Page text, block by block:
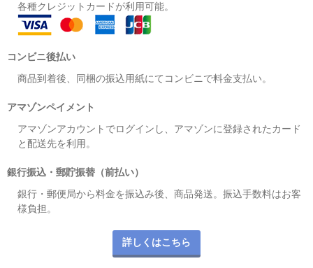
各種クレジットカードが利用可能。
コンビニ後払い
商品到着後、同梱の振込用紙にてコンビニで料金支払い。
アマゾンペイメント
アマゾンアカウントでログインし、アマゾンに登録されたカード
と配送先を利用。
銀行振込・郵貯振替（前払い）
銀行・郵便局から料金を振込み後、商品発送。振込手数料はお客
様負担。
詳しくはこちら